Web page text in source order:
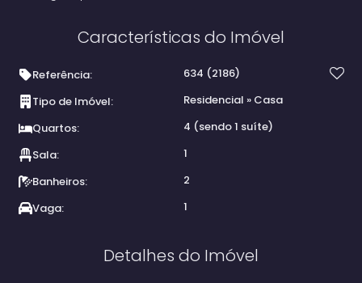
Características do Imóvel
Referência: 634 (2186)
Tipo de Imóvel:
Residencial » Casa
Quartos:
4 (sendo 1 suíte)
Sala:
1
Banheiros:
2
Vaga:
1
Detalhes do Imóvel